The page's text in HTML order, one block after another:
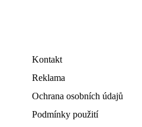
Kontakt
Reklama
Ochrana osobních údajů
Podmínky použití